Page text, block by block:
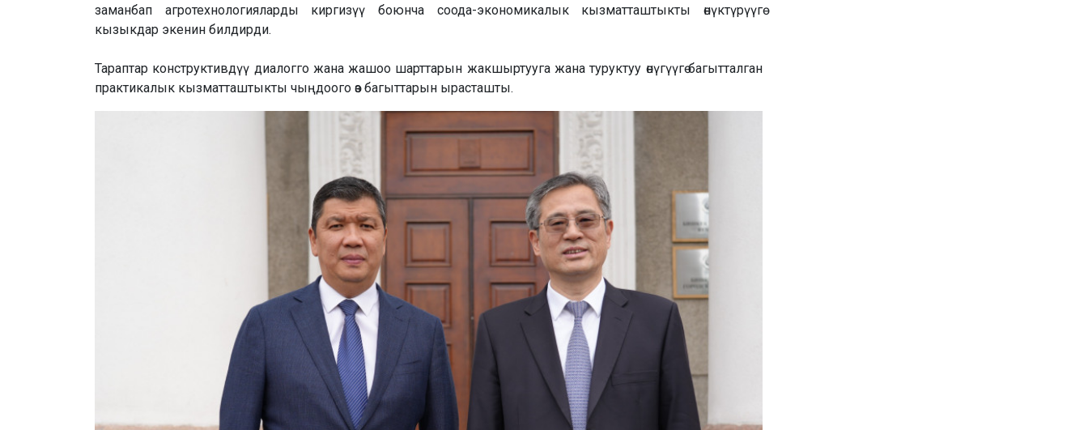
заманбап агротехнологияларды киргизүү боюнча соода-экономикалык кызматташтыкты өнүктүрүүгө
кызыкдар экенин билдирди.
Тараптар конструктивдүү диалогго жана жашоо шарттарын жакшыртууга жана туруктуу өнүгүүгө багытталган
практикалык кызматташтыкты чыңдоого өз багыттарын ырасташты.